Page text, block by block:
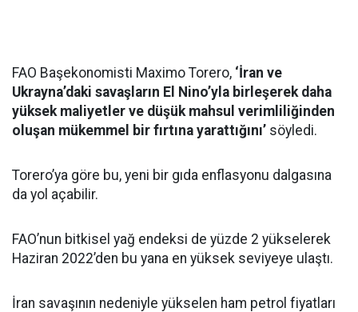
FAO Başekonomisti Maximo Torero, ‘İran ve
Ukrayna’daki savaşların El Nino’yla birleşerek daha
yüksek maliyetler ve düşük mahsul verimliliğinden
oluşan mükemmel bir fırtına yarattığını’ söyledi.
Torero’ya göre bu, yeni bir gıda enflasyonu dalgasına
da yol açabilir.
FAO’nun bitkisel yağ endeksi de yüzde 2 yükselerek
Haziran 2022’den bu yana en yüksek seviyeye ulaştı.
İran savaşının nedeniyle yükselen ham petrol fiyatları